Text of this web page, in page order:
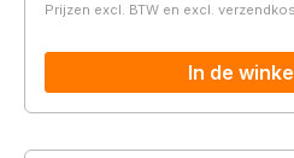
Prijzen excl. BTW en excl.
In de